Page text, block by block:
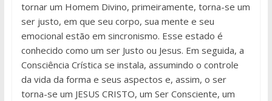
tornar um Homem Divino, primeiramente, torna-se um
ser justo, em que seu corpo, sua mente e seu
emocional estão em sincronismo. Esse estado é
conhecido como um ser Justo ou Jesus. Em seguida, a
Consciência Crística se instala, assumindo o controle
da vida da forma e seus aspectos e, assim, o ser
torna-se um JESUS CRISTO, um Ser Consciente, um